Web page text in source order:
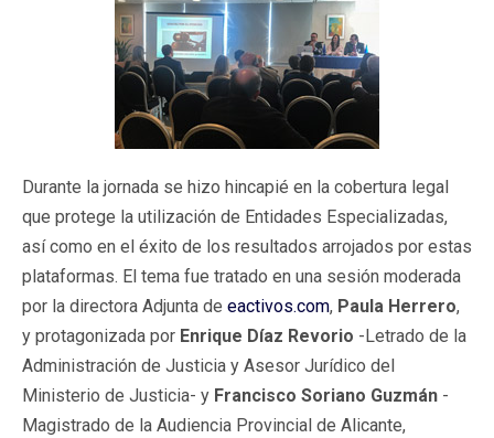
Durante la jornada se hizo hincapié en la cobertura legal
que protege la utilización de Entidades Especializadas,
así como en el éxito de los resultados arrojados por estas
plataformas. El tema fue tratado en una sesión moderada
por la directora Adjunta de eactivos.com, Paula Herrero,
y protagonizada por Enrique Díaz Revorio -Letrado de la
Administración de Justicia y Asesor Jurídico del
Ministerio de Justicia- y Francisco Soriano Guzmán -
Magistrado de la Audiencia Provincial de Alicante,